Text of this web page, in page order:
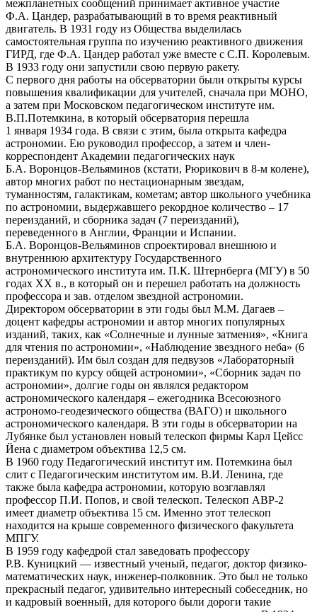
межпланетных сообщений принимает активное участие
Ф.А. Цандер, разрабатывающий в то время реактивный
двигатель. В 1931 году из Общества выделилась
самостоятельная группа по изучению реактивного движения
ГИРД, где Ф.А. Цандер работал уже вместе с С.П. Королевым.
В 1933 году они запустили свою первую ракету.
С первого дня работы на обсерватории были открыты курсы
повышения квалификации для учителей, сначала при МОНО,
а затем при Московском педагогическом институте им.
В.П.Потемкина, в который обсерватория перешла
1 января 1934 года. В связи с этим, была открыта кафедра
астрономии. Ею руководил профессор, а затем и член-
корреспондент Академии педагогических наук
Б.А. Воронцов-Вельяминов (кстати, Рюрикович в 8-м колене),
автор многих работ по нестационарным звездам,
туманностям, галактикам, кометам; автор школьного учебника
по астрономии, выдержавшего рекордное количество – 17
переизданий, и сборника задач (7 переизданий),
переведенного в Англии, Франции и Испании.
Б.А. Воронцов-Вельяминов спроектировал внешнюю и
внутреннюю архитектуру Государственного
астрономического института им. П.К. Штернберга (МГУ) в 50
годах XX в., в который он и перешел работать на должность
профессора и зав. отделом звездной астрономии.
Директором обсерватории в эти годы был М.М. Дагаев –
доцент кафедры астрономии и автор многих популярных
изданий, таких, как «Солнечные и лунные затмения», «Книга
для чтения по астрономии», «Наблюдение звездного неба» (6
переизданий). Им был создан для педвузов «Лабораторный
практикум по курсу общей астрономии», «Сборник задач по
астрономии», долгие годы он являлся редактором
астрономического календаря – ежегодника Всесоюзного
астрономо-геодезического общества (ВАГО) и школьного
астрономического календаря. В эти годы в обсерватории на
Лубянке был установлен новый телескоп фирмы Карл Цейсс
Йена с диаметром объектива 12,5 см.
В 1960 году Педагогический институт им. Потемкина был
слит с Педагогическим институтом им. В.И. Ленина, где
также была кафедра астрономии, которую возглавлял
профессор П.И. Попов, и свой телескоп. Телескоп АВР-2
имеет диаметр объектива 15 см. Именно этот телескоп
находится на крыше современного физического факультета
МПГУ.
В 1959 году кафедрой стал заведовать профессору
Р.В. Куницкий — известный ученый, педагог, доктор физико-
математических наук, инженер-полковник. Это был не только
прекрасный педагог, удивительно интересный собеседник, но
и кадровый военный, для которого были дороги такие